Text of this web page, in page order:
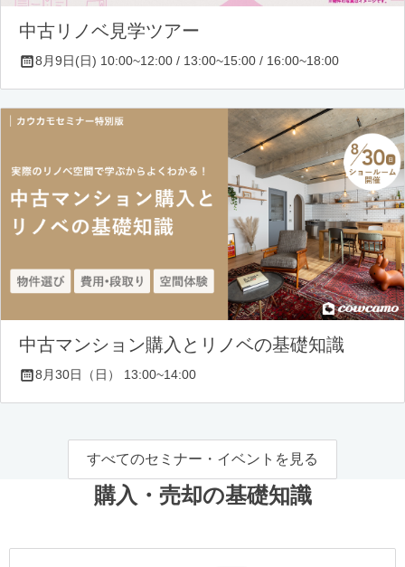
中古リノベ見学ツアー
8月9日(日) 10:00~12:00 / 13:00~15:00 / 16:00~18:00
中古マンション購入とリノベの基礎知識
8月30日（日） 13:00~14:00
すべてのセミナー・イベントを見る
購入・売却の基礎知識